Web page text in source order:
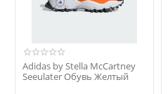
Adidas by Stella McCartney
Seeulater Обувь Желтый